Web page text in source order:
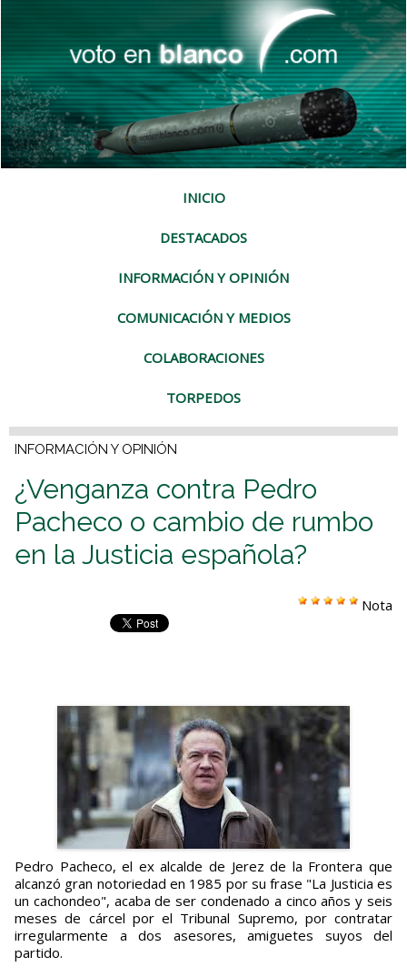
INICIO
DESTACADOS
INFORMACIÓN Y OPINIÓN
COMUNICACIÓN Y MEDIOS
COLABORACIONES
TORPEDOS
INFORMACIÓN Y OPINIÓN
¿Venganza contra Pedro
Pacheco o cambio de rumbo
en la Justicia española?
Nota
Pedro Pacheco, el ex alcalde de Jerez de la Frontera que
alcanzó gran notoriedad en 1985 por su frase "La Justicia es
un cachondeo", acaba de ser condenado a cinco años y seis
meses de cárcel por el Tribunal Supremo, por contratar
irregularmente a dos asesores, amiguetes suyos del
partido.